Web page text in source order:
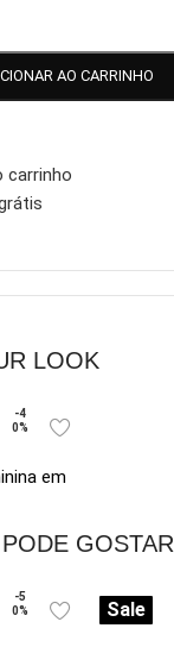
AO CARRINHO
carrinho
LOOK
-4
0%
em
GOSTAR
-5
0%
Sale